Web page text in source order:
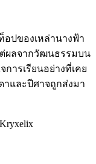
อปของเหล่านางฟ้า
ผลจากวัฒนธรรมบน
การเรียนอย่างที่เคย
าและปีศาจถูกส่งมา